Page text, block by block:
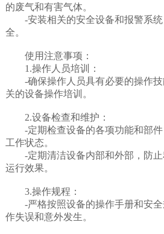
的废气和有害气体。
-安装相关的安全设备和报警系
全。
使用注意事项：
1.操作人员培训：
-确保操作人员具有必要的操作
关的设备操作培训。
2.设备检查和维护：
-定期检查设备的各项功能和部
工作状态。
-定期清洁设备内部和外部，防
运行效果。
3.操作规程：
-严格按照设备的操作手册和安
作失误和意外发生。